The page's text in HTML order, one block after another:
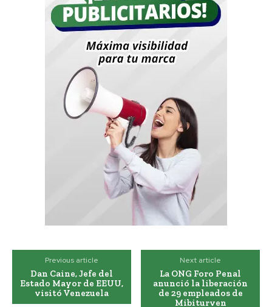
Previous article
Dan Caine, Jefe del
Estado Mayor de EEUU,
visitó Venezuela
Next article
La ONG Foro Penal
anunció la liberación
de 29 empleados de
Mibiturven